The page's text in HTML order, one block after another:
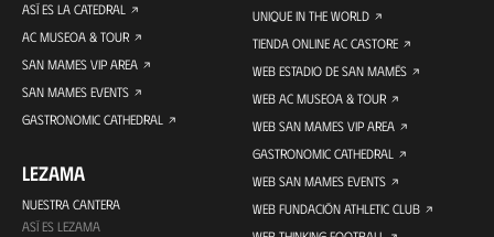
ASÍ ES LA CATEDRAL
AC MUSEOA & TOUR
SAN MAMES VIP AREA
SAN MAMES EVENTS
GASTRONOMIC CATHEDRAL
LEZAMA
NUESTRA CANTERA
ASÍ ES LEZAMA
UNIQUE IN THE WORLD
TIENDA ONLINE AC CASTORE
WEB ESTADIO DE SAN MAMÉS
WEB AC MUSEOA & TOUR
WEB SAN MAMES VIP AREA
GASTRONOMIC CATHEDRAL
WEB SAN MAMES EVENTS
WEB FUNDACIÓN ATHLETIC CLUB